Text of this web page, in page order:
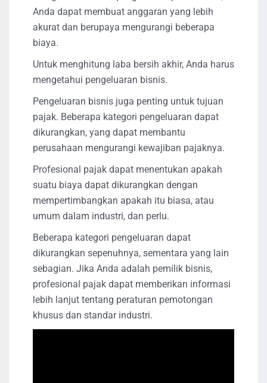
Anda dapat membuat anggaran yang lebih
akurat dan berupaya mengurangi beberapa
biaya.
Untuk menghitung laba bersih akhir, Anda harus
mengetahui pengeluaran bisnis.
Pengeluaran bisnis juga penting untuk tujuan
pajak. Beberapa kategori pengeluaran dapat
dikurangkan, yang dapat membantu
perusahaan mengurangi kewajiban pajaknya.
Profesional pajak dapat menentukan apakah
suatu biaya dapat dikurangkan dengan
mempertimbangkan apakah itu biasa, atau
umum dalam industri, dan perlu.
Beberapa kategori pengeluaran dapat
dikurangkan sepenuhnya, sementara yang lain
sebagian. Jika Anda adalah pemilik bisnis,
profesional pajak dapat memberikan informasi
lebih lanjut tentang peraturan pemotongan
khusus dan standar industri.